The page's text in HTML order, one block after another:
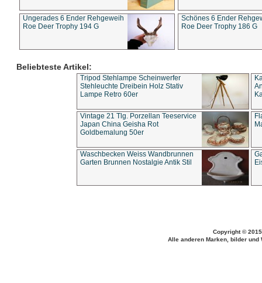
Ungerades 6 Ender Rehgeweih
Roe Deer Trophy 194 G
Schönes 6 Ender
Roe Deer Trophy 186 G
Beliebteste Artikel:
Tripod Stehlampe Scheinwerfer
Stehleuchte Dreibein Holz Stativ
Lampe Retro 60er
Vintage 21 Tlg. Porzellan Teeservice
Japan China Geisha Rot
Goldbemalung 50er
Waschbecken Weiss Wandbrunnen
Garten Brunnen Nostalgie Antik Stil
Copyright ©
Alle anderen Marken, bilder und